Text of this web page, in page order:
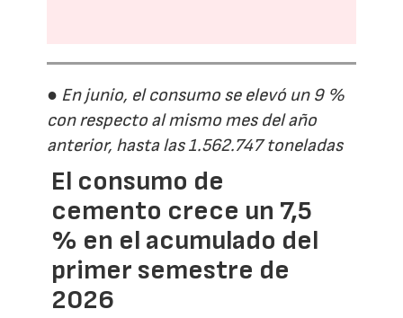
● En junio, el consumo se elevó un 9 %
con respecto al mismo mes del año
anterior, hasta las 1.562.747 toneladas
El consumo de
cemento crece un 7,5
% en el acumulado del
primer semestre de
2026